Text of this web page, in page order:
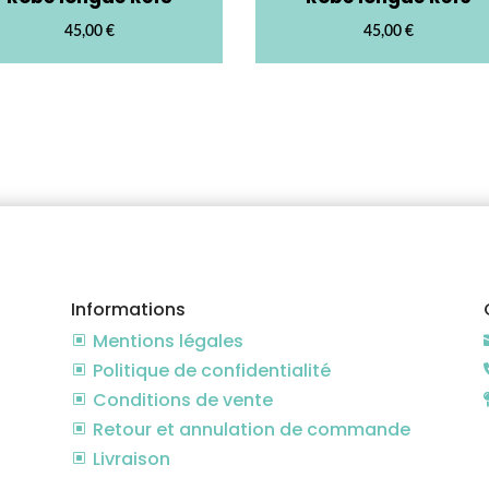
45,00€ 45,00€
Informations
W Mentions légales
W Politique de confidentialité
W Conditions de vente
W Retour et annulation de commande
W Livraison